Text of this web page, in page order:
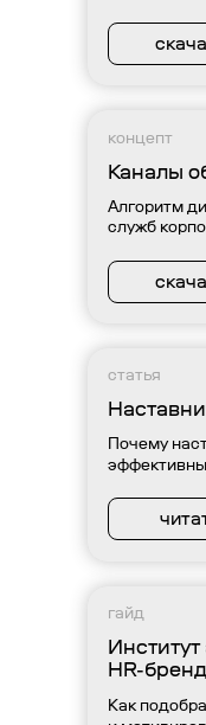
HR-
Как
гайд
Почему
статья
Каналы
концепт
Алгоритм
служб